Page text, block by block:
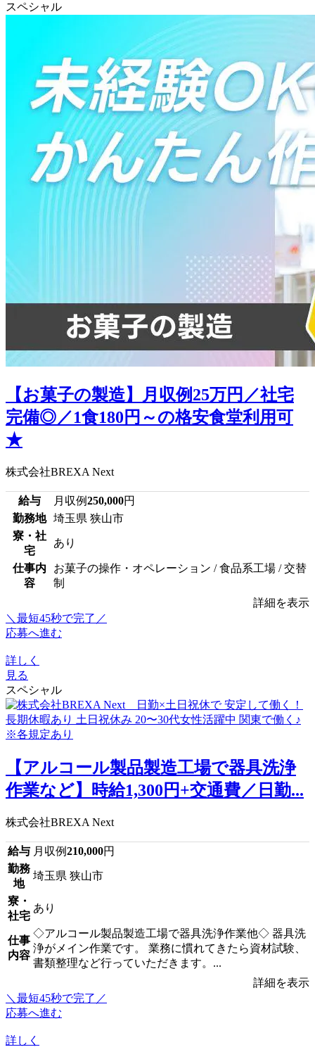
スペシャル
【お菓子の製造】月収例25万円／社宅
完備◎／1食180円～の格安食堂利用可
★
株式会社BREXA Next
給与 月収例250,000円
勤務地
埼玉県 狭山市
寮・社
宅
あり
仕事内
容
お菓子の操作・オペレーション / 食品系工場 / 交替
制
詳細を表示
＼最短45秒で完了／
応募へ進む
詳しく
見る
スペシャル
【アルコール製品製造工場で器具洗浄
作業など】時給1,300円+交通費／日勤...
株式会社BREXA Next
給与 月収例210,000円
勤務
地
埼玉県 狭山市
寮・
社宅
あり
仕事
内容
◇アルコール製品製造工場で器具洗浄作業他◇ 器具洗
浄がメイン作業です。 業務に慣れてきたら資材試験、
書類整理など行っていただきます。...
詳細を表示
＼最短45秒で完了／
応募へ進む
詳しく